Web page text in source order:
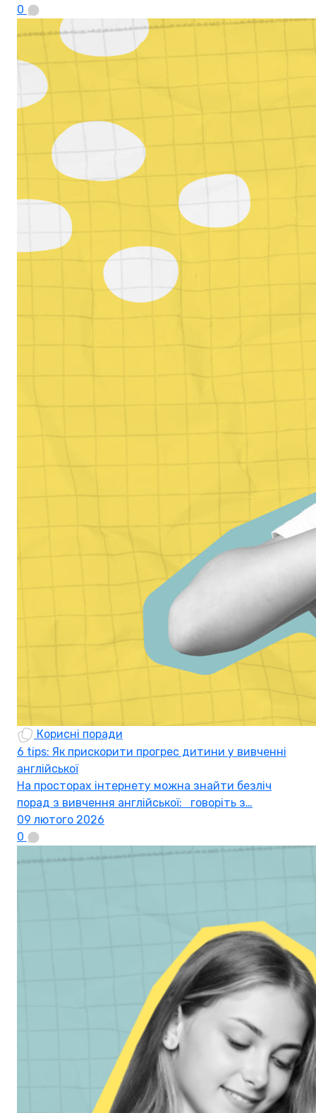
0
Корисні поради
6 tips: Як прискорити прогрес дитини у вивченні
англійської
На просторах інтернету можна знайти безліч
порад з вивчення англійської: говоріть з…
09 лютого 2026
0